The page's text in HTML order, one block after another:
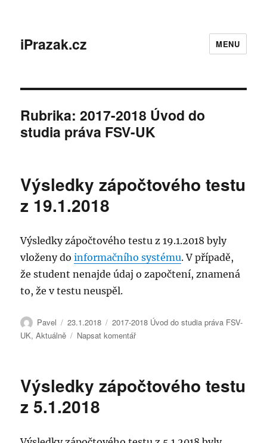
iPrazak.cz MENU
Rubrika:2017-2018 Úvod do
studia práva FSV-UK
Výsledky zápočtového testu
z 19.1.2018
Výsledky zápočtového testu z 19.1.2018 byly
vloženy doinformačního systému. V případě,
že student nenajde údaj o započtení, znamená
to, že v testu neuspěl.
Autor:
Pavel Publikováno:
23.1.2018 Rubriky:
2017-2018 Úvod do studia práva FSV-
UK,Aktuálně Napsat komentářpro
Výsledky
Výsledky zápočtového testu
z 5.1.2018